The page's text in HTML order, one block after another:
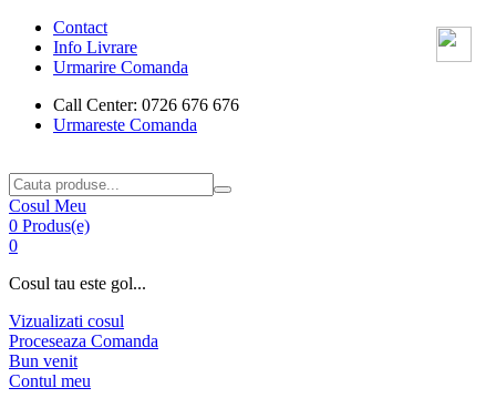
Contact
Info Livrare
Urmarire Comanda
Call Center: 0726 676 676
Urmareste Comanda
Cosul Meu
0 Produs(e)
0
Cosul tau este gol...
Vizualizati cosul
Proceseaza Comanda
Bun venit
Contul meu